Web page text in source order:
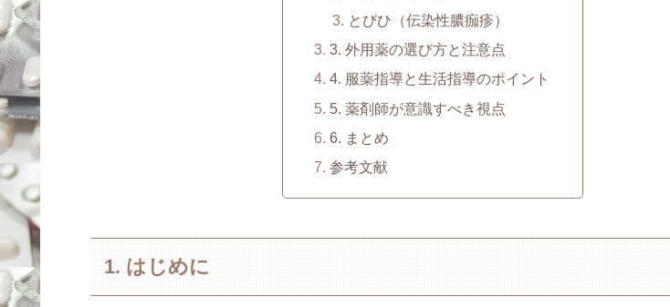
とびひ（伝染性膿痂疹）
3. 外用薬の選び方と注意点
4. 服薬指導と生活指導のポイント
5. 薬剤師が意識すべき視点
6. まとめ
参考文献
1. はじめに